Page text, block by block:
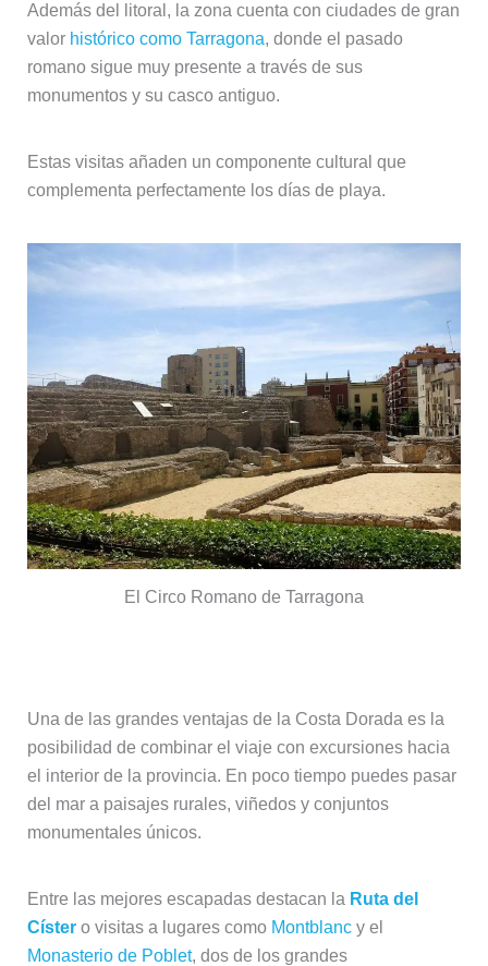
Además del litoral, la zona cuenta con ciudades de gran
valor histórico como Tarragona, donde el pasado
romano sigue muy presente a través de sus
monumentos y su casco antiguo.
Estas visitas añaden un componente cultural que
complementa perfectamente los días de playa.
El Circo Romano de Tarragona
Una de las grandes ventajas de la Costa Dorada es la
posibilidad de combinar el viaje con excursiones hacia
el interior de la provincia. En poco tiempo puedes pasar
del mar a paisajes rurales, viñedos y conjuntos
monumentales únicos.
Entre las mejores escapadas destacan la Ruta del
Cístero visitas a lugares como Montblancy el
Monasterio de Poblet, dos de los grandes